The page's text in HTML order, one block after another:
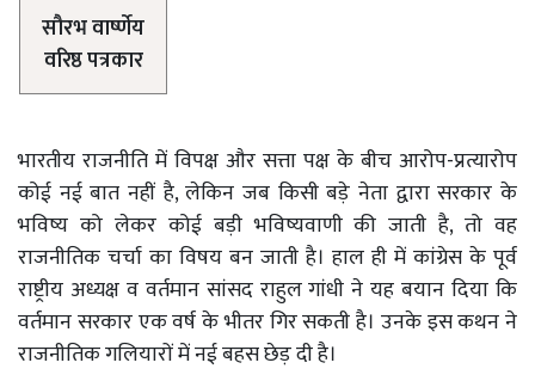
सौरभ वार्ष्णेय
वरिष्ठ पत्रकार
भारतीय राजनीति में विपक्ष और सत्ता पक्ष के बीच आरोप-प्रत्यारोप
कोई नई बात नहीं है, लेकिन जब किसी बड़े नेता द्वारा सरकार के
भविष्य को लेकर कोई बड़ी भविष्यवाणी की जाती है, तो वह
राजनीतिक चर्चा का विषय बन जाती है। हाल ही में कांग्रेस के पूर्व
राष्ट्रीय अध्यक्ष व वर्तमान सांसद राहुल गांधी ने यह बयान दिया कि
वर्तमान सरकार एक वर्ष के भीतर गिर सकती है। उनके इस कथन ने
राजनीतिक गलियारों में नई बहस छेड़ दी है।